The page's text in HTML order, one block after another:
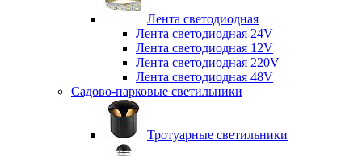
Лента светодиодная
Лента светодиодная 24V
Лента светодиодная 12V
Лента светодиодная 220V
Лента светодиодная 48V
Садово-парковые светильники
Тротуарные светильники